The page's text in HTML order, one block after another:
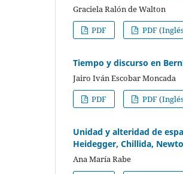
Graciela Ralón de Walton
PDF
PDF
Tiempo y discurso en
Jairo Iván Escobar Moncada
PDF
PDF
Unidad y alteridad de
Heidegger, Chillida,
Ana María Rabe